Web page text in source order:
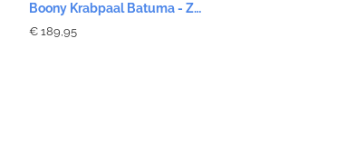
Boony Krabpaal Batuma - Zwart/Grijs 156cm
€ 189,95